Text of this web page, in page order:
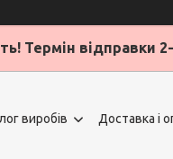
Термін відправки
виробів Доставка і